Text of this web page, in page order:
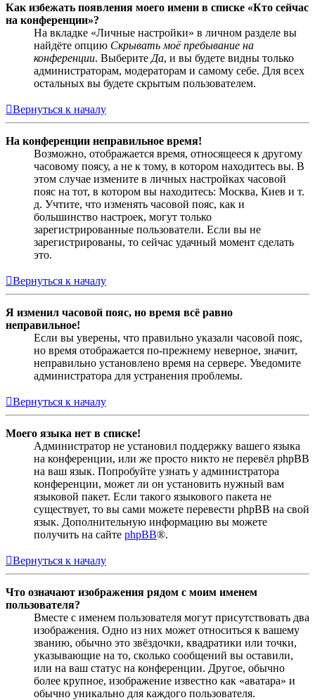
Как избежать появления моего имени в списке «Кто сейчас
на конференции»?
На вкладке «Личные настройки» в личном разделе вы
найдёте опцию Скрывать моё пребывание на
конференции. Выберите Да, и вы будете видны только
администраторам, модераторам и самому себе. Для всех
остальных вы будете скрытым пользователем.
Вернуться к началу
На конференции неправильное время!
Возможно, отображается время, относящееся к другому
часовому поясу, а не к тому, в котором находитесь вы. В
этом случае измените в личных настройках часовой
пояс на тот, в котором вы находитесь: Москва, Киев и т.
д. Учтите, что изменять часовой пояс, как и
большинство настроек, могут только
зарегистрированные пользователи. Если вы не
зарегистрированы, то сейчас удачный момент сделать
это.
Вернуться к началу
Я изменил часовой пояс, но время всё равно
неправильное!
Если вы уверены, что правильно указали часовой пояс,
но время отображается по-прежнему неверное, значит,
неправильно установлено время на сервере. Уведомите
администратора для устранения проблемы.
Вернуться к началу
Моего языка нет в списке!
Администратор не установил поддержку вашего языка
на конференции, или же просто никто не перевёл phpBB
на ваш язык. Попробуйте узнать у администратора
конференции, может ли он установить нужный вам
языковой пакет. Если такого языкового пакета не
существует, то вы сами можете перевести phpBB на свой
язык. Дополнительную информацию вы можете
получить на сайте phpBB®.
Вернуться к началу
Что означают изображения рядом с моим именем
пользователя?
Вместе с именем пользователя могут присутствовать два
изображения. Одно из них может относиться к вашему
званию, обычно это звёздочки, квадратики или точки,
указывающие на то, сколько сообщений вы оставили,
или на ваш статус на конференции. Другое, обычно
более крупное, изображение известно как «аватара» и
обычно уникально для каждого пользователя.